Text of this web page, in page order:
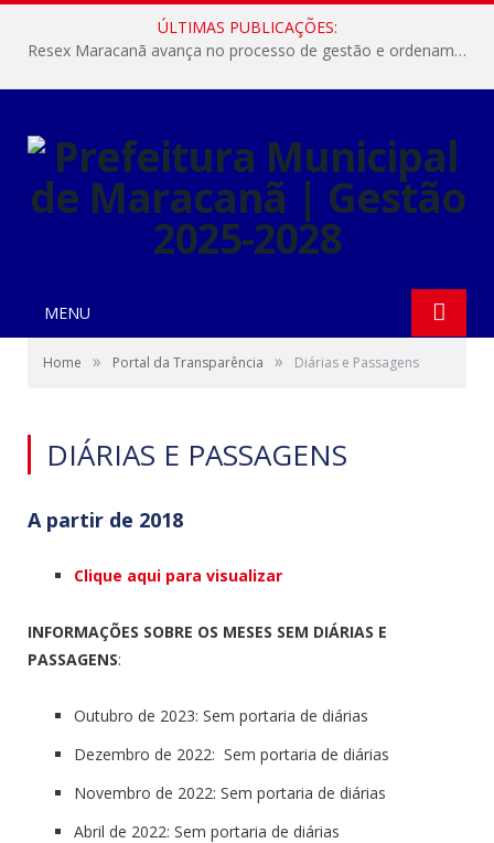
ÚLTIMAS PUBLICAÇÕES:
Resex Maracanã avança no processo de gestão e ordenamento do turismo em nossas áreas protegidas.
MENU
Home » Portal da Transparência » Diárias e Passagens
DIÁRIAS E PASSAGENS
A partir de 2018
Clique aqui para visualizar
INFORMAÇÕES SOBRE OS MESES SEM DIÁRIAS E
PASSAGENS:
Outubro de 2023: Sem portaria de diárias
Dezembro de 2022: Sem portaria de diárias
Novembro de 2022: Sem portaria de diárias
Abril de 2022: Sem portaria de diárias